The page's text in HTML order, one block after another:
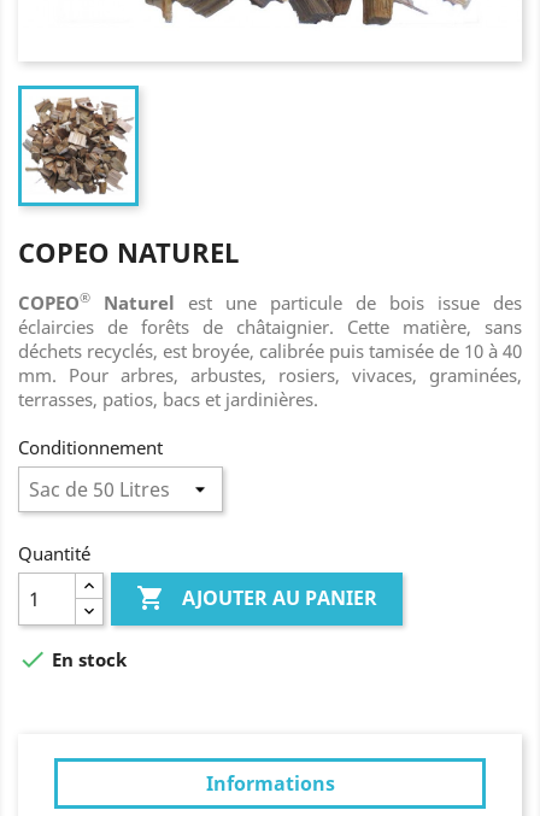
COPEO NATUREL
COPEO® Naturel est une particule de bois issue des
éclaircies de forêts de châtaignier. Cette matière, sans
déchets recyclés, est broyée, calibrée puis tamisée de 10 à 40
mm. Pour arbres, arbustes, rosiers, vivaces, graminées,
terrasses, patios, bacs et jardinières.
Conditionnement
Quantité
 AJOUTER AU PANIER
 En stock
Informations